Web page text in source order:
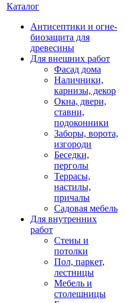
Каталог
Антисептики и огне-
биозащита для
древесины
Для внешних работ
Фасад дома
Наличники,
карнизы, декор
Окна, двери,
ставни,
подоконники
Заборы, ворота,
изгороди
Беседки,
перголы
Террасы,
настилы,
причалы
Садовая мебель
Для внутренних
работ
Стены и
потолки
Пол, паркет,
лестницы
Мебель и
столешницы